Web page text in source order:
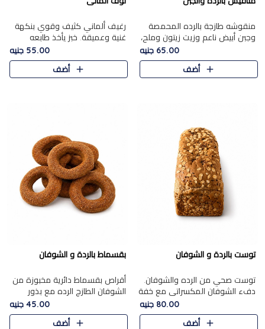
منقوشه طازجة بالرده المحمصة
وجبن أبيض ناعم وزيت زيتون وملح،
مباشرة من الفرن.الرده مع نعومة
الجبن فوق عجينة طازجة.
65.00 جنيه
أضف
رغيف ألماني كثيف وقوي بنكهة
غنية وعميقة. خبز يأخذ طابعه
55.00 جنيه
أضف
توست بالردة و الشوفان
توست صحي من الرده والشوفان.
دفء الشوفان المكسراتي مع خفة
80.00 جنيه
أضف
بقسماط بالردة و الشوفان
أقراص بقسماط دائرية مخبوزة من
الشوفان الطازج الرده مع بذور
مختارة. قرمشة الحبوب والبذور،
بداية صحية لكل صباح.
45.00 جنيه
أضف